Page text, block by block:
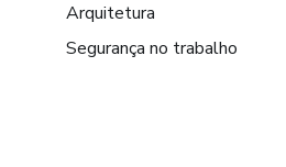
Arquitetura
Segurança no trabalho